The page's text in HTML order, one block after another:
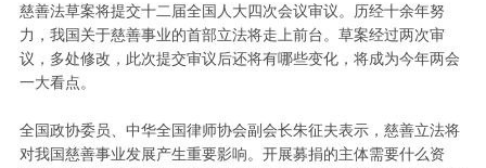
慈善法草案将提交十二届全国人大四次会议审议。历经十余年努
力，我国关于慈善事业的首部立法将走上前台。草案经过两次审
议，多处修改，此次提交审议后还将有哪些变化，将成为今年两会
一大看点。
全国政协委员、中华全国律师协会副会长朱征夫表示，慈善立法将
对我国慈善事业发展产生重要影响。开展募捐的主体需要什么资